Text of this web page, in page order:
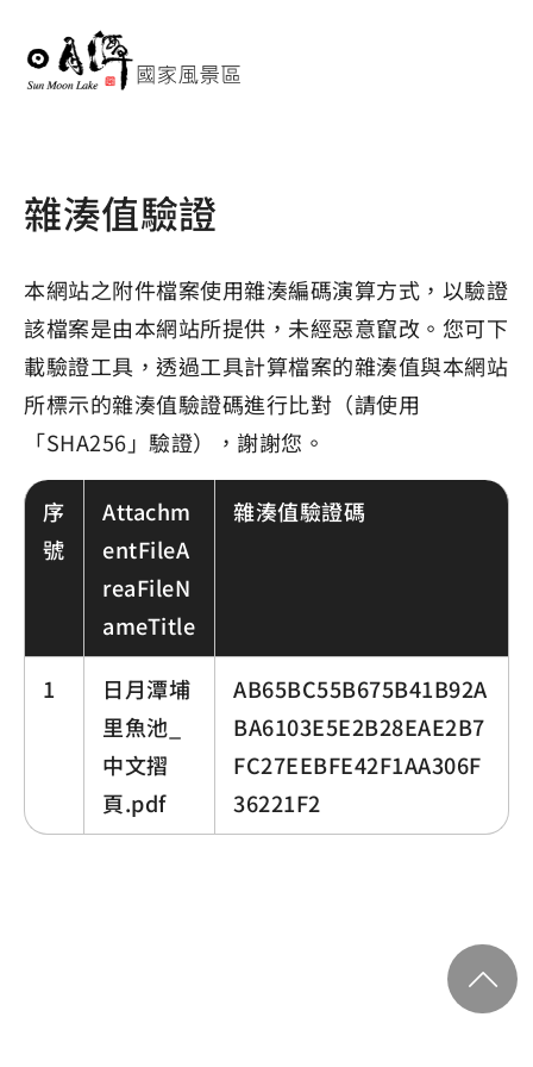
雜湊值驗證
本網站之附件檔案使用雜湊編碼演算方式，以驗證
該檔案是由本網站所提供，未經惡意竄改。您可下
載驗證工具，透過工具計算檔案的雜湊值與本網站
所標示的雜湊值驗證碼進行比對（請使用
「SHA256」驗證），謝謝您。
序
號
Attachm
entFileA
reaFileN
ameTitle
雜湊值驗證碼
1
日月潭埔
里魚池_
中文摺
頁.pdf
AB65BC55B675B41B92A
BA6103E5E2B28EAE2B7
FC27EEBFE42F1AA306F
36221F2